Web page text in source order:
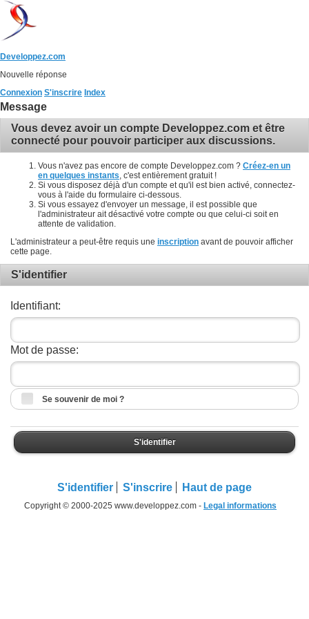
Developpez.com
Nouvelle réponse
Connexion S'inscrire Index
Message
Vous devez avoir un compte Developpez.com et être
connecté pour pouvoir participer aux discussions.
Vous n'avez pas encore de compte Developpez.com ? Créez-en un
en quelques instants , c'est entièrement gratuit !
Si vous disposez déjà d'un compte et qu'il est bien activé, connectez-
vous à l'aide du formulaire ci-dessous.
Si vous essayez d'envoyer un message, il est possible que
l'administrateur ait désactivé votre compte ou que celui-ci soit en
attente de validation.
L'administrateur a peut-être requis une inscription avant de pouvoir afficher
cette page.
S'identifier
Identifiant:
Mot de passe:
Se souvenir de moi ?
S'identifier
S'identifier S'inscrire Haut de page
Copyright © 2000-2025 www.developpez.com - Legal informations